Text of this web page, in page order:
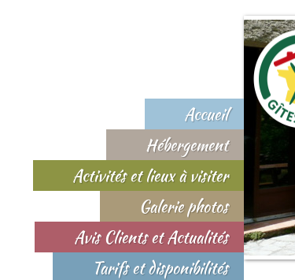
Accueil
Hébergement
Activités et lieux à visiter
Galerie photos
Avis Clients et Actualités
Tarifs et disponibilités